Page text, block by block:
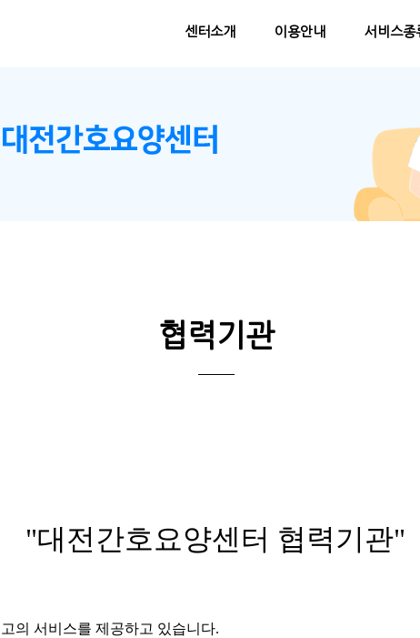
센터소개 이용안내 서비스종
협력기관
"대전간호요양센터 협력기관"
의 서비스를 제공하고 있습니다.